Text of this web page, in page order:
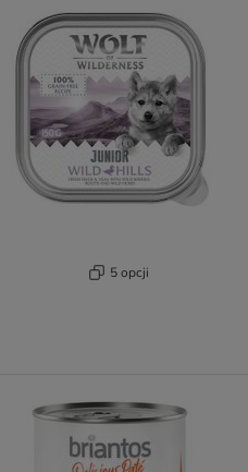
5 opcji